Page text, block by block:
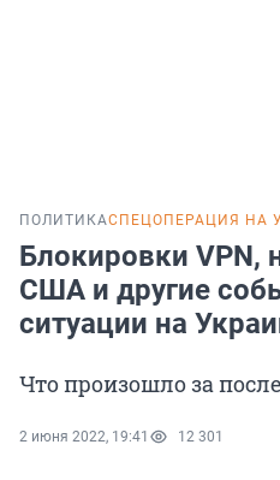
ПОЛИТИКАСПЕЦОПЕРАЦИЯ НА
Блокировки VPN,
США и другие
ситуации на
Что произошло за
2 июня 2022, 19:41 12 301